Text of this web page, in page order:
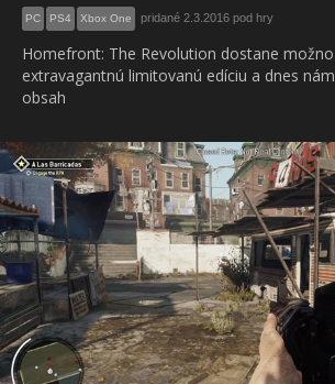
PC PS4 Xbox One pridané 2.3.2016 pod hry
Homefront: The Revolution dostane
extravagantnú limitovanú edíciu a dnes
obsah